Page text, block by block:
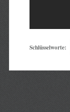
Schlüsselworte: